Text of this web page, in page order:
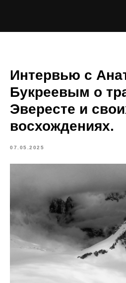
Интервью с
Букреевым о
Эвересте и
восхождениях.
07.05.2025